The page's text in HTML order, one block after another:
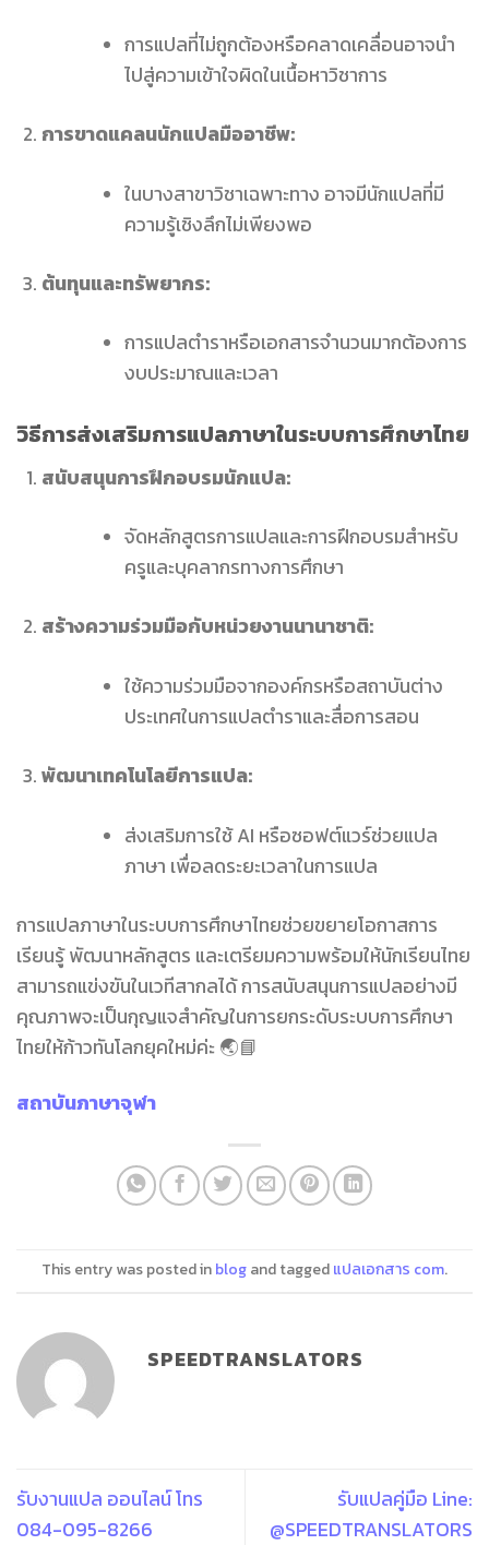
การแปลที่ไม่ถูกต้องหรือคลาดเคลื่อนอาจนำ
ไปสู่ความเข้าใจผิดในเนื้อหาวิชาการ
การขาดแคลนนักแปลมืออาชีพ:
ในบางสาขาวิชาเฉพาะทาง อาจมีนักแปลที่มี
ความรู้เชิงลึกไม่เพียงพอ
ต้นทุนและทรัพยากร:
การแปลตำราหรือเอกสารจำนวนมากต้องการ
งบประมาณและเวลา
วิธีการส่งเสริมการแปลภาษาในระบบการศึกษาไทย
สนับสนุนการฝึกอบรมนักแปล:
จัดหลักสูตรการแปลและการฝึกอบรมสำหรับ
ครูและบุคลากรทางการศึกษา
สร้างความร่วมมือกับหน่วยงานนานาชาติ:
ใช้ความร่วมมือจากองค์กรหรือสถาบันต่าง
ประเทศในการแปลตำราและสื่อการสอน
พัฒนาเทคโนโลยีการแปล:
ส่งเสริมการใช้ AI หรือซอฟต์แวร์ช่วยแปล
ภาษา เพื่อลดระยะเวลาในการแปล
การแปลภาษาในระบบการศึกษาไทยช่วยขยายโอกาสการ
เรียนรู้ พัฒนาหลักสูตร และเตรียมความพร้อมให้นักเรียนไทย
สามารถแข่งขันในเวทีสากลได้ การสนับสนุนการแปลอย่างมี
คุณภาพจะเป็นกุญแจสำคัญในการยกระดับระบบการศึกษา
ไทยให้ก้าวทันโลกยุคใหม่ค่ะ 🌏📘
สถาบันภาษาจุฬา
This entry was posted inblogand taggedแปลเอกสาร com.
SPEEDTRANSLATORS
รับงานแปล ออนไลน์ โทร
084-095-8266
รับแปลคู่มือ Line:
@SPEEDTRANSLATORS